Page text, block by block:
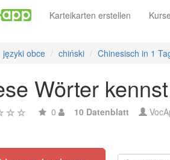
Karteikarten erstellen Kurse
języki obce chiński Chinesisch in 1
Wörter
0 10 Datenblatt